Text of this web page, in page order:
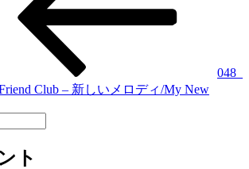
048_
Club – 新しいメロディ/My New
ト